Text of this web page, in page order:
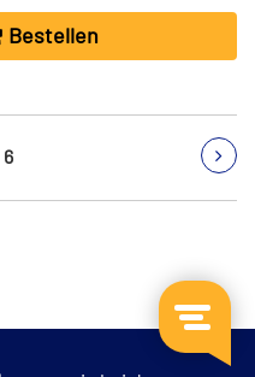
Bestellen
6